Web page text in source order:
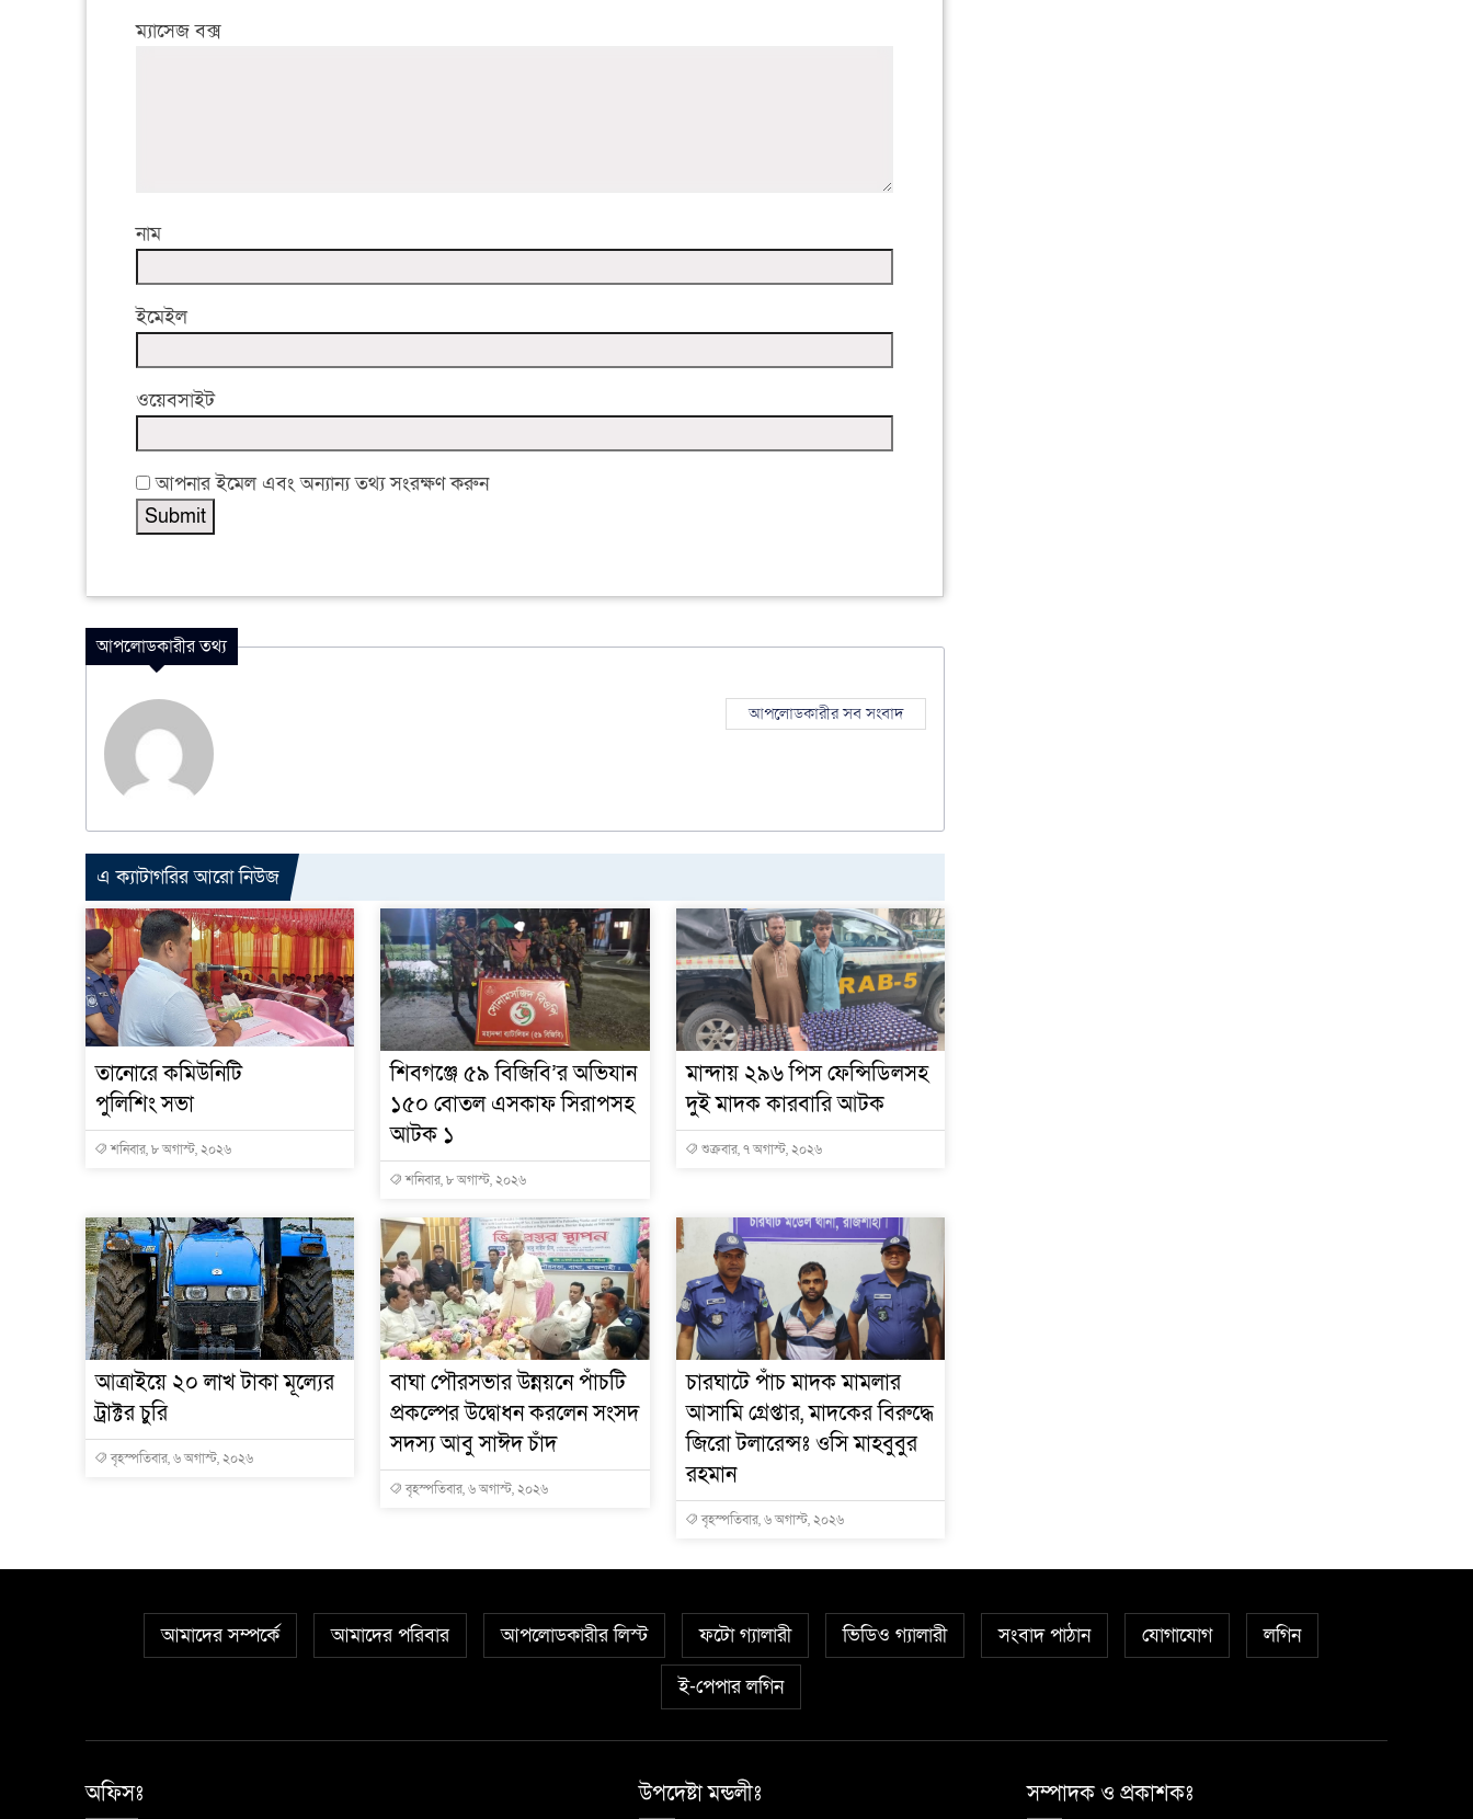
ম্যাসেজ বক্স
নাম
ইমেইল
ওয়েবসাইট
আপনার ইমেল এবং অন্যান্য তথ্য সংরক্ষণ করুন
আপলোডকারীর তথ্য
আপলোডকারীর সব সংবাদ
এ ক্যাটাগরির আরো নিউজ
তানোরে কমিউনিটি
পুলিশিং সভা
শনিবার, ৮ অগাস্ট, ২০২৬
শিবগঞ্জে ৫৯ বিজিবি’র অভিযান
১৫০ বোতল এসকাফ সিরাপসহ
আটক ১
শনিবার, ৮ অগাস্ট, ২০২৬
মান্দায় ২৯৬ পিস ফেন্সিডিলসহ
দুই মাদক কারবারি আটক
শুক্রবার, ৭ অগাস্ট, ২০২৬
আত্রাইয়ে ২০ লাখ টাকা মূল্যের
ট্রাক্টর চুরি
বৃহস্পতিবার, ৬ অগাস্ট, ২০২৬
বাঘা পৌরসভার উন্নয়নে পাঁচটি
প্রকল্পের উদ্বোধন করলেন সংসদ
সদস্য আবু সাঈদ চাঁদ
বৃহস্পতিবার, ৬ অগাস্ট, ২০২৬
চারঘাটে পাঁচ মাদক মামলার
আসামি গ্রেপ্তার, মাদকের বিরুদ্ধে
জিরো টলারেন্সঃ ওসি মাহবুবুর
রহমান
বৃহস্পতিবার, ৬ অগাস্ট, ২০২৬
আমাদের সম্পর্কে আমাদের পরিবার আপলোডকারীর লিস্ট ফটো গ্যালারী ভিডিও গ্যালারী সংবাদ পাঠান যোগাযোগ লগিন
ই-পেপার লগিন
অফিসঃ উপদেষ্টা মন্ডলীঃ সম্পাদক ও প্রকাশকঃ